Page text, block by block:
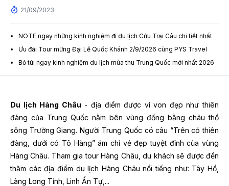
21/09/2023
NOTE ngay những kinh nghiệm đi du lịch Cửu Trại Câu chi tiết nhất
Ưu đãi Tour mừng Đại Lễ Quốc Khánh 2/9/2026 cùng PYS Travel
Bỏ túi ngay kinh nghiệm du lịch mùa thu Trung Quốc mới nhất 2026
Du lịch Hàng Châu - địa điểm được ví von đẹp như thiên
đàng của Trung Quốc nằm bên vùng đồng bằng châu thổ
sông Trường Giang. Người Trung Quốc có câu “Trên có thiên
đàng, dưới có Tô Hàng” ám chỉ vẻ đẹp tuyệt đỉnh của vùng
Hàng Châu. Tham gia tour Hàng Châu, du khách sẽ được đến
thăm các địa điểm du lịch Hàng Châu nổi tiếng như: Tây Hồ,
Làng Long Tỉnh, Linh Ẩn Tự,...